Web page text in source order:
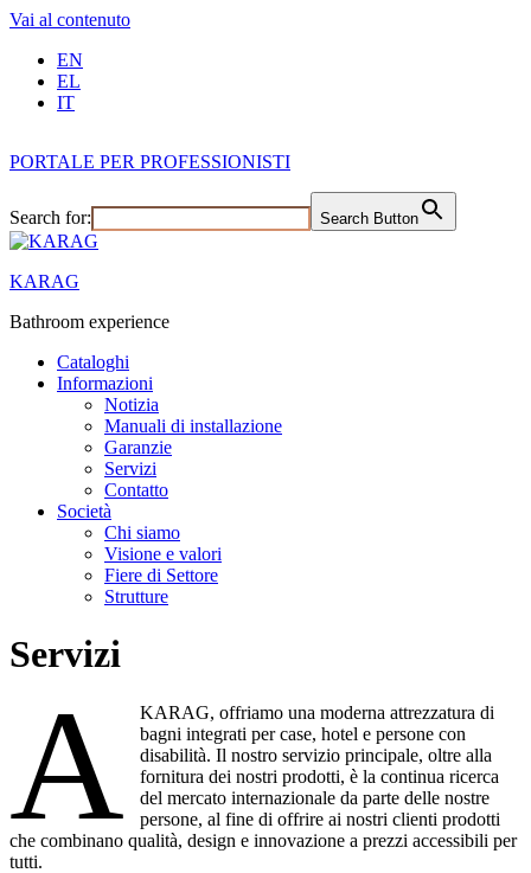
Vai al contenuto
EN
EL
IT
PORTALE PER PROFESSIONISTI
Search for: Search Button
KARAG
Bathroom experience
Cataloghi
Informazioni
Notizia
Manuali di installazione
Garanzie
Servizi
Contatto
Società
Chi siamo
Visione e valori
Fiere di Settore
Strutture
Servizi
A
KARAG, offriamo una moderna attrezzatura di
bagni integrati per case, hotel e persone con
disabilità. Il nostro servizio principale, oltre alla
fornitura dei nostri prodotti, è la continua ricerca
del mercato internazionale da parte delle nostre
persone, al fine di offrire ai nostri clienti prodotti
che combinano qualità, design e innovazione a prezzi accessibili per
tutti.